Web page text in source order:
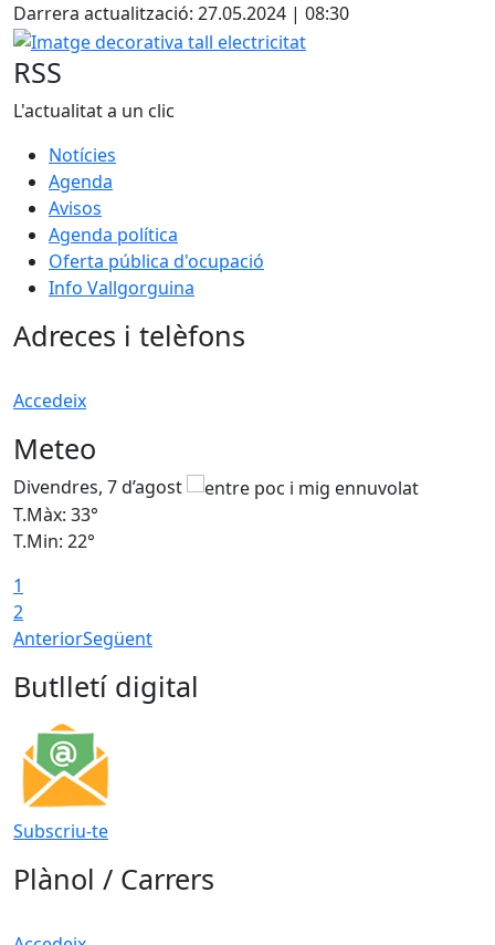
Darrera actualització: 27.05.2024 | 08:30
Imatge decorativa tall electricitat
RSS
L'actualitat a un clic
Notícies
Agenda
Avisos
Agenda política
Oferta pública d'ocupació
Info Vallgorguina
Adreces i telèfons
Accedeix
Meteo
Divendres, 7 d’agost
T.Màx: 33°
T.Min: 22°
1
2
AnteriorSegüent
Butlletí digital
Subscriu-te
Plànol / Carrers